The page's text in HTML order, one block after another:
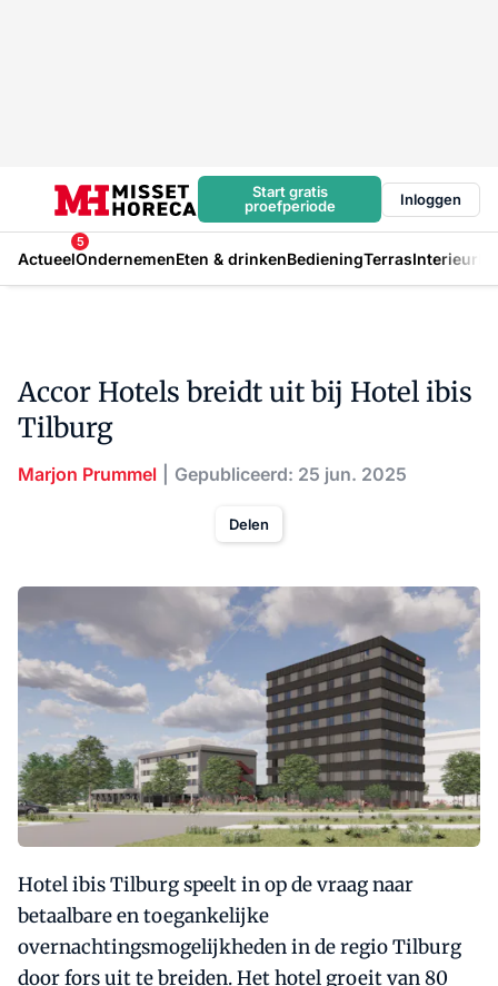
Start gratis
proefperiode
Inloggen
Actueel
5
OndernemenEten & drinkenBedieningTerrasInterieur
Accor Hotels breidt uit bij Hotel ibis
Tilburg
Marjon Prummel Gepubliceerd: 25 jun. 2025
Delen
Hotel ibis Tilburg speelt in op de vraag naar
betaalbare en toegankelijke
overnachtingsmogelijkheden in de regio Tilburg
door fors uit te breiden. Het hotel groeit van 80